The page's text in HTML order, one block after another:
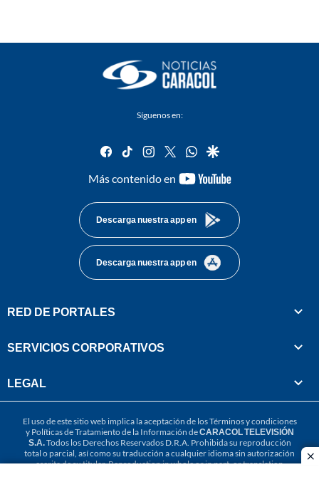
Síguenos en:
facebook
tiktok instagram
twitterwhatsapp
google
Más contenido en
youtube-
Descarga nuestra app en
Descarga nuestra app en
RED DE PORTALES
SERVICIOS CORPORATIVOS
LEGAL
El uso de este sitio web implica la aceptación de losTérminos y condiciones
y Políticas de Tratamiento de la Información deCARACOL TELEVISIÓN
S.A.Todos los Derechos Reservados D.R.A. Prohibida su reproducción
total o parcial, así como su traducción a cualquier idioma sin autorización
escrita de su titular. Reproduction in whole or in part, or translation